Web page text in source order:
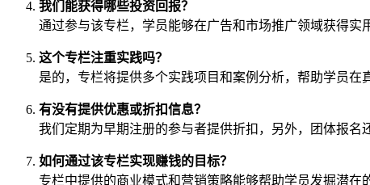
我们能获得哪些投资回报？
通过参与该专栏，学员能够在广告和市场推广领域获得
这个专栏注重实践吗？
是的，专栏将提供多个实践项目和案例分析，帮助学员在
有没有提供优惠或折扣信息？
我们定期为早期注册的参与者提供折扣，另外，团体报名
如何通过该专栏实现赚钱的目标？
专栏中提供的商业模式和营销策略能够帮助学员发掘潜在